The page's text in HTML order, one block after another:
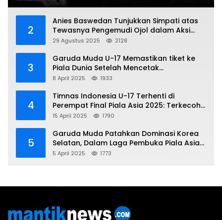
2
Anies Baswedan Tunjukkan Simpati atas
Tewasnya Pengemudi Ojol dalam Aksi
Demo
29 Agustus 2025 2128
3
Garuda Muda U-17 Memastikan tiket ke
Piala Dunia Setelah Mencetak
Kemenangan Gemilang atas Yaman 4-1 di
8 April 2025 1933
4
Timnas Indonesia U-17 Terhenti di
Perempat Final Piala Asia 2025: Terkecoh
Korea Utara
15 April 2025 1790
5
Garuda Muda Patahkan Dominasi Korea
Selatan, Dalam Laga Pembuka Piala Asia
2025 U-17
5 April 2025 1773